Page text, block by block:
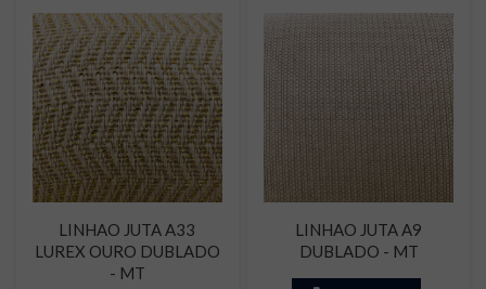
LINHAO JUTA A33
LUREX OURO DUBLADO
- MT
LINHAO JUTA A9
DUBLADO - MT